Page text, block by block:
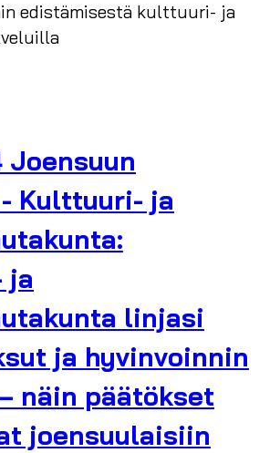
edistämisestä kulttuuri- ja
Joensuun
Kulttuuri- ja
ja
linjasi
ja hyvinvoinnin
näin päätökset
joensuulaisiin